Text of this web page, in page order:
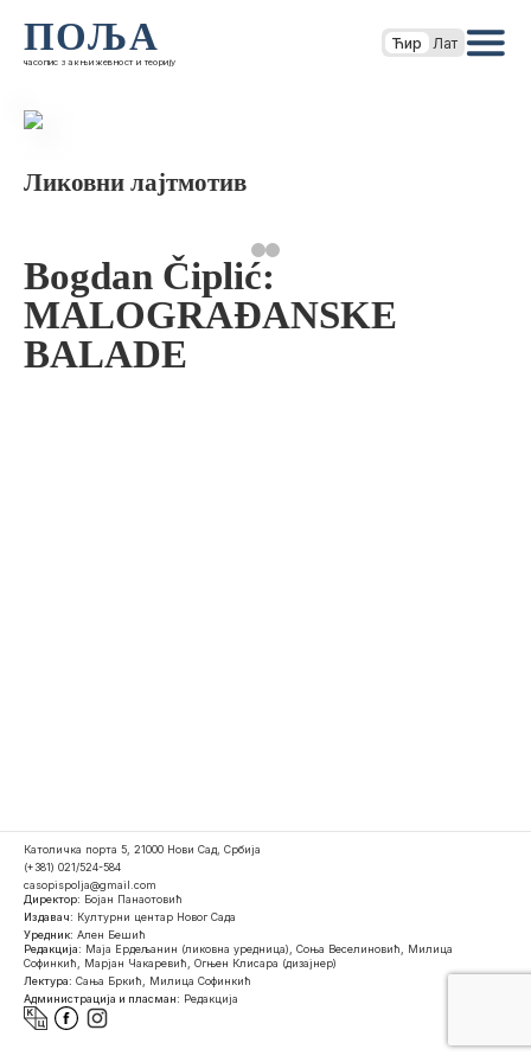
ПОЉА
часопис за књижевност и теорију
Ћир Лат
Ликовни лајтмотив
Bogdan Čiplić:
MALOGRAĐANSKE
BALADE
Католичка порта 5, 21000 Нови Сад, Србија
(+381) 021/524-584
casopispolja@gmail.com
Директор: Бојан Панаотовић
Издавач: Културни центар Новог Сада
Уредник: Ален Бешић
Редакција: Маја Ердељанин (ликовна уредница), Соња Веселиновић, Милица
Софинкић, Марјан Чакаревић, Огњен Клисара (дизајнер)
Лектура: Сања Бркић, Милица Софинкић
Администрација и пласман: Редакција